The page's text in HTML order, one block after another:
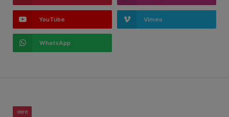
YouTube Vimeo
WhatsApp
जावरा